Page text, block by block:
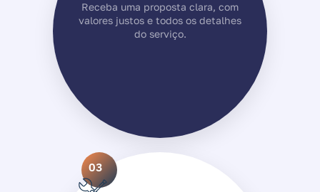
Receba uma proposta clara, com
valores justos e todos os detalhes
do serviço.
03